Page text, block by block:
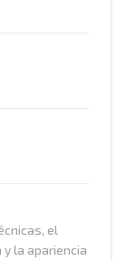
el
la apariencia